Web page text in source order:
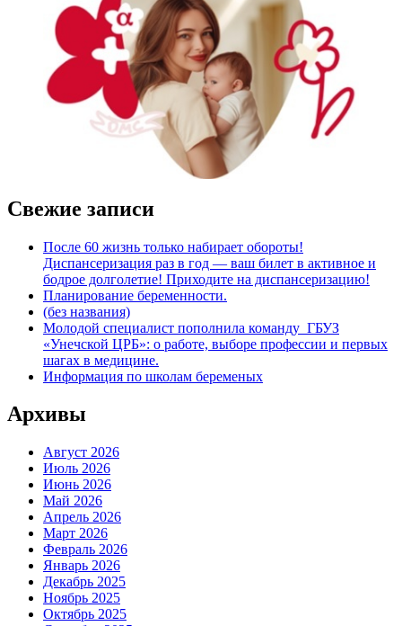
Свежие записи
После 60 жизнь только набирает обороты!
Диспансеризация раз в год — ваш билет в активное и
бодрое долголетие! Приходите на диспансеризацию!
Планирование беременности.
(без названия)
Молодой специалист пополнила команду ГБУЗ
«Унечской ЦРБ»: о работе, выборе профессии и первых
шагах в медицине.
Информация по школам беременых
Архивы
Август 2026
Июль 2026
Июнь 2026
Май 2026
Апрель 2026
Март 2026
Февраль 2026
Январь 2026
Декабрь 2025
Ноябрь 2025
Октябрь 2025